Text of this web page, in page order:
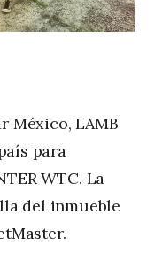
México, LAMB
para
WTC. La
del inmueble